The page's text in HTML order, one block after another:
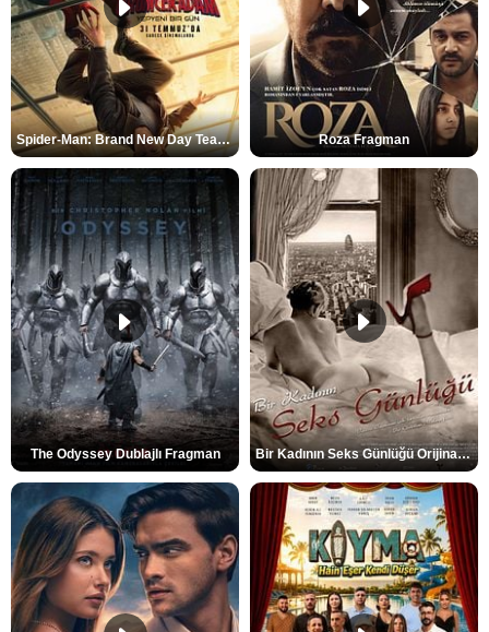
Spider-Man: Brand New Day Teaser Roza Fragman
The Odyssey Dublajlı Fragman Bir Kadının Seks Günlüğü Orijinal Fragman